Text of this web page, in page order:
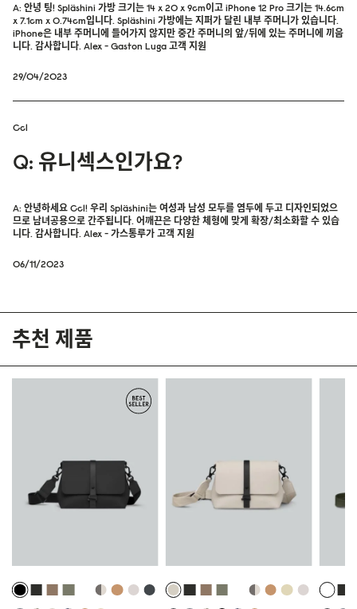
A: 안녕 팅! Spläshini 가방 크기는 14 x 20 x 9cm이고 iPhone 12 Pro 크기는 14.6cm
x 7.1cm x 0.74cm입니다. Spläshini 가방에는 지퍼가 달린 내부 주머니가 있습니다.
iPhone은 내부 주머니에 들어가지 않지만 중간 주머니의 앞/뒤에 있는 주머니에 끼웁
니다. 감사합니다. Alex - Gaston Luga 고객 지원
29/04/2023
Ccl
Q: 유니섹스인가요?
A: 안녕하세요 Ccl! 우리 Spläshini는 여성과 남성 모두를 염두에 두고 디자인되었으
므로 남녀공용으로 간주됩니다. 어깨끈은 다양한 체형에 맞게 확장/최소화할 수 있습
니다. 감사합니다. Alex - 가스통루가 고객 지원
06/11/2023
추천 제품